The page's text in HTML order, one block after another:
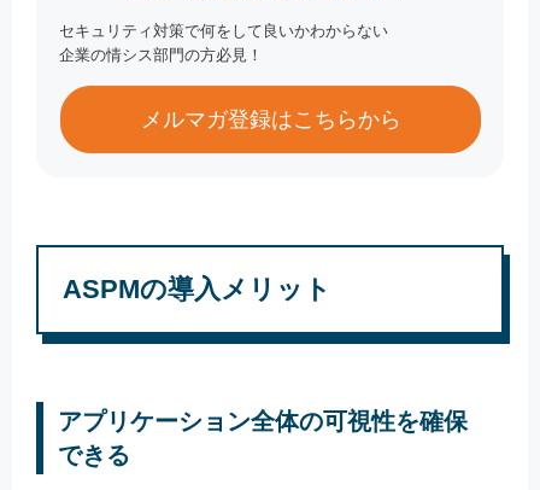
セキュリティ対策で何をして良いかわからない
企業の情シス部門の方必見！
メルマガ登録はこちらから
ASPMの導入メリット
アプリケーション全体の可視性を確保
できる